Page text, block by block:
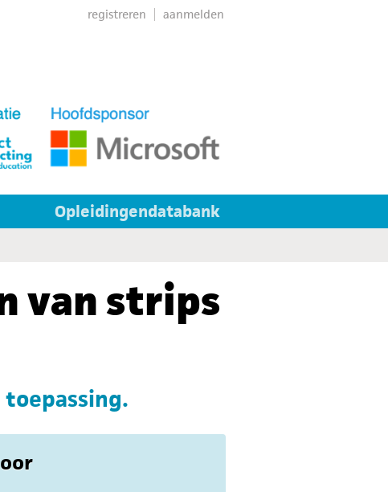
aanmelden
registreren
Opleidingendatabank
van strips
toepassing.